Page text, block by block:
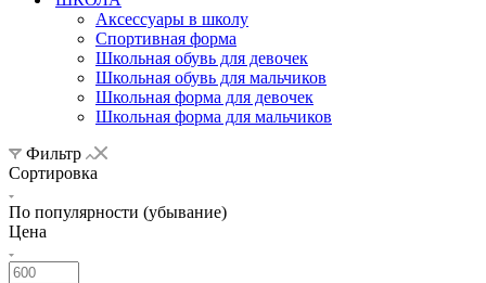
Аксессуары в школу
Спортивная форма
Школьная обувь для девочек
Школьная обувь для мальчиков
Школьная форма для девочек
Школьная форма для мальчиков
Фильтр
Сортировка
По популярности (убывание)
Цена